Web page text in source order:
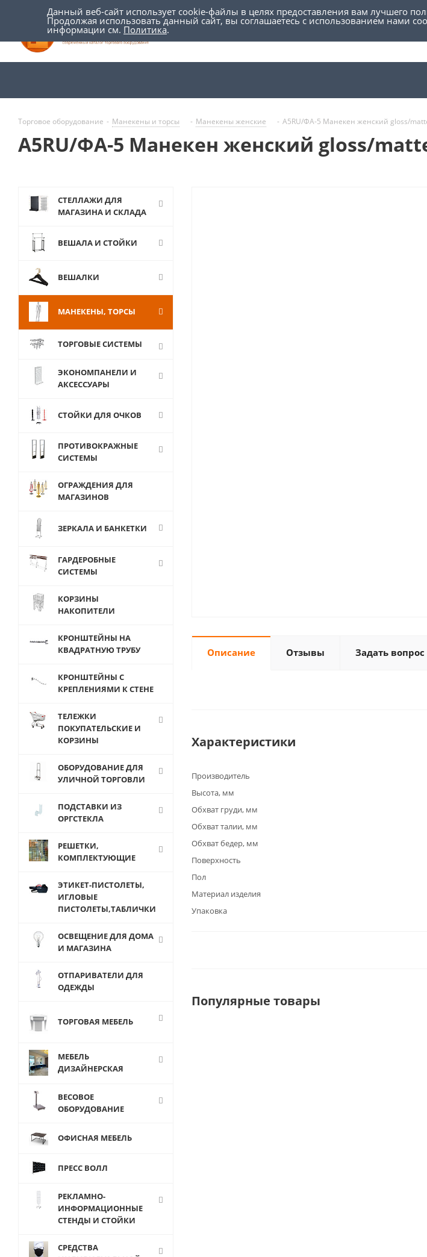
Торговое оборудование - Манекены и торсы - Манекены женские - А5RU/ФА-5 Манекен женский gloss/
А5RU/ФА-5 Манекен женский gloss/
Описание Отзывы Задать вопрос
Характеристики
Производитель
Высота, мм
Обхват груди, мм
Обхват талии, мм
Обхват бедер, мм
Поверхность
Пол
Материал изделия
Упаковка
Популярные товары
СТЕЛЛАЖИ ДЛЯ
МАГАЗИНА И СКЛАДА
ВЕШАЛА И СТОЙКИ
ВЕШАЛКИ
МАНЕКЕНЫ, ТОРСЫ
ТОРГОВЫЕ СИСТЕМЫ
ЭКОНОМПАНЕЛИ И
АКСЕССУАРЫ
СТОЙКИ ДЛЯ ОЧКОВ
ПРОТИВОКРАЖНЫЕ
СИСТЕМЫ
ОГРАЖДЕНИЯ ДЛЯ
МАГАЗИНОВ
ЗЕРКАЛА И БАНКЕТКИ
ГАРДЕРОБНЫЕ
СИСТЕМЫ
КОРЗИНЫ
НАКОПИТЕЛИ
КРОНШТЕЙНЫ НА
КВАДРАТНУЮ ТРУБУ
КРОНШТЕЙНЫ С
КРЕПЛЕНИЯМИ К СТЕНЕ
ТЕЛЕЖКИ
ПОКУПАТЕЛЬСКИЕ И
КОРЗИНЫ
ОБОРУДОВАНИЕ ДЛЯ
УЛИЧНОЙ ТОРГОВЛИ
ПОДСТАВКИ ИЗ
ОРГСТЕКЛА
РЕШЕТКИ,
КОМПЛЕКТУЮЩИЕ
ЭТИКЕТ-ПИСТОЛЕТЫ,
ИГЛОВЫЕ
ПИСТОЛЕТЫ,ТАБЛИЧКИ
ОСВЕЩЕНИЕ ДЛЯ ДОМА
И МАГАЗИНА
ОТПАРИВАТЕЛИ ДЛЯ
ОДЕЖДЫ
ТОРГОВАЯ МЕБЕЛЬ
МЕБЕЛЬ
ДИЗАЙНЕРСКАЯ
ВЕСОВОЕ
ОБОРУДОВАНИЕ
ОФИСНАЯ МЕБЕЛЬ
ПРЕСС ВОЛЛ
РЕКЛАМНО-
ИНФОРМАЦИОННЫЕ
СТЕНДЫ И СТОЙКИ
СРЕДСТВА
Данный веб-сайт использует cookie-файлы в целях предоставления вам лучшего
Продолжая использовать данный сайт, вы соглашаетесь с использованием нами
информации см. Политика.